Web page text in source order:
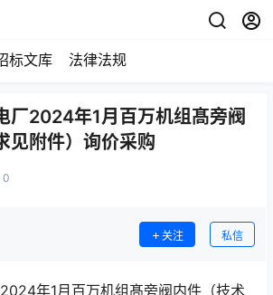
标文库 法律法规
厂2024年1月百万机组髙旁阀
见附件）询价采购
0
关注 私信
年1月百万机组髙旁阀内件（技术